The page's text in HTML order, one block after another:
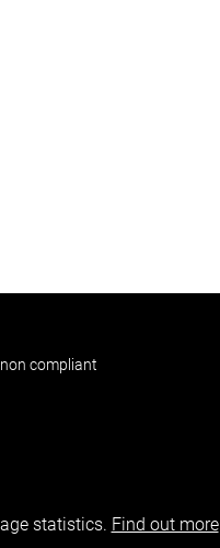
compliant
statistics. Find out more